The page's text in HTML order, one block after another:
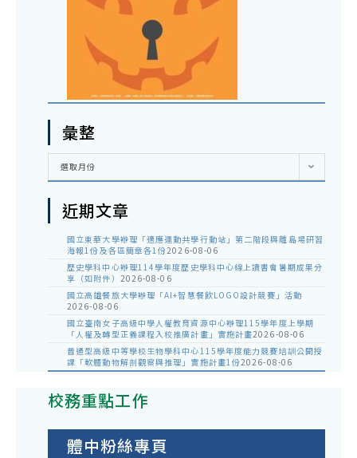
彙整
彙
選取月份
近期文章
國立東華大學辦理「適應運動共學行動站」第二階段與離島場研習
海報1份及各區簡章各1份2026-08-06
歷史學科中心辦理114學年度歷史學科中心線上讀書會暑期成果分
享（如附件） 2026-08-06
國立高雄餐旅大學辦理「AI+智慧餐飲LOGO設計競賽」活動
2026-08-06
國立臺南女子高級中學人權教育資源中心辦理115學年度上學期
「人權及轉型正義課程入校推廣計畫」實施計畫2026-08-06
普通型高級中等學校生物學科中心115學年度能力競賽培訓公開授
課「軟體動物解剖觀察與推理」實施計畫1份2026-08-06
校務重點工作
體中粉絲專頁